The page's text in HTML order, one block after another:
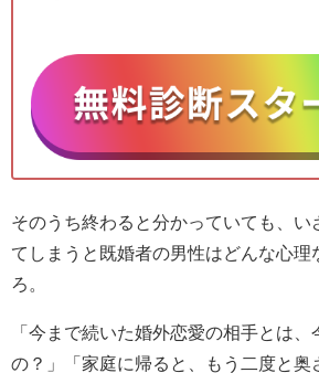
そのうち終わると分かっていても、い
てしまうと既婚者の男性はどんな心理
ろ。
「今まで続いた婚外恋愛の相手とは
の？」「家庭に帰ると、もう二度と奥